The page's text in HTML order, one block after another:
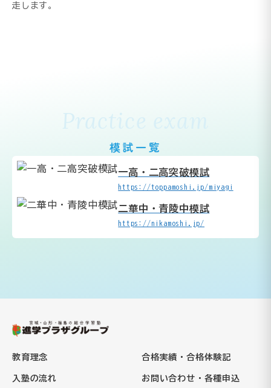
走します。
Practice exam
模試一覧
一高・二高突破模試
https://toppamoshi.jp/miyagi
二華中・青陵中模試
https://nikamoshi.jp/
教育理念
入塾の流れ
合格実績・合格体験記
お問い合わせ・各種申込